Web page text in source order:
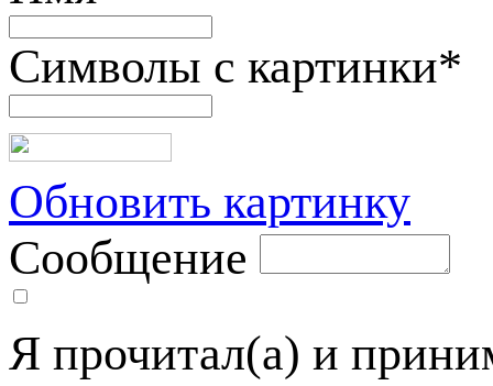
Символы с картинки*
Обновить картинку
Сообщение
Я прочитал(а) и